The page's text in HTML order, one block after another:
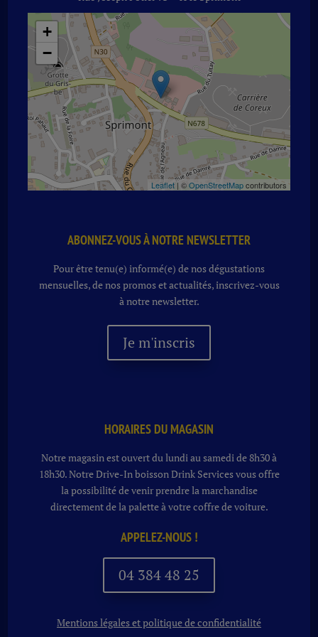
CL
+
−
Leaflet| ©OpenStreetMapcontributors
ABONNEZ-VOUS À NOTRE NEWSLETTER
Pour être tenu(e) informé(e) de nos dégustations
mensuelles, de nos promos et actualités, inscrivez-vous
à notre newsletter.
Je m'inscris
HORAIRES DU MAGASIN
Notre magasin est ouvert du lundi au samedi de 8h30 à
18h30. NotreDrive-In boissonDrink Services vous offre
la possibilité de venir prendre la marchandise
directement de la palette à votre coffre de voiture.
APPELEZ-NOUS !
04 384 48 25
Mentions légales et politique de confidentialité